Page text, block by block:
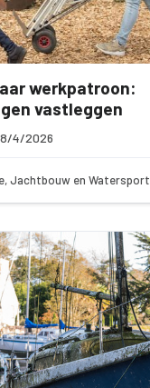
werkpatroon:
vastleggen
4/2026
Jachtbouw en Watersport